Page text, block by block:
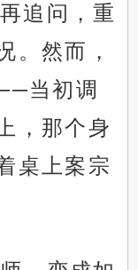
追问，重
。然而，
当初调
，那个身
桌上案宗